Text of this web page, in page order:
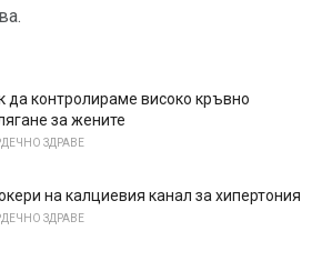
да контролираме високо кръвно
за жените
ЗДРАВЕ
на калциевия канал за хипертония
ЗДРАВЕ